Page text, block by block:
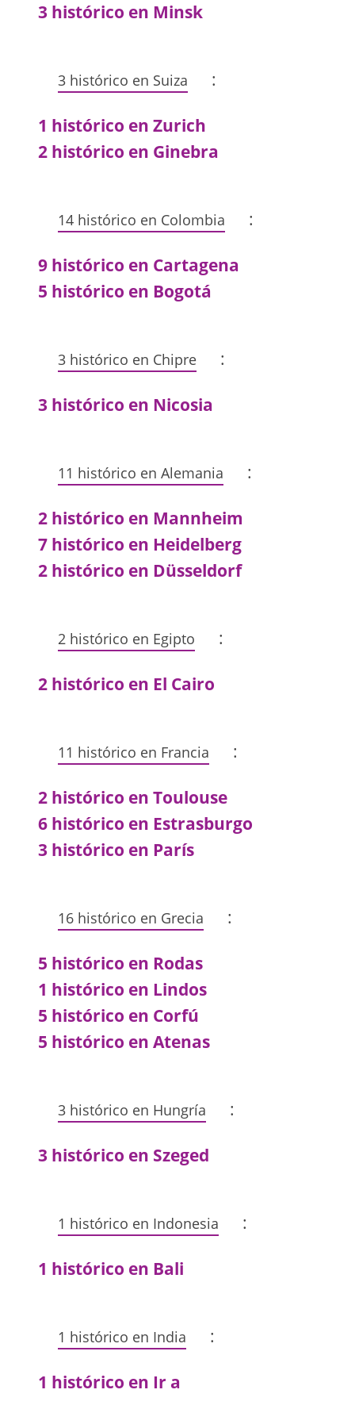
3 histórico en Minsk
3 histórico en Suiza :
1 histórico en Zurich
2 histórico en Ginebra
14 histórico en Colombia :
9 histórico en Cartagena
5 histórico en Bogotá
3 histórico en Chipre :
3 histórico en Nicosia
11 histórico en Alemania :
2 histórico en Mannheim
7 histórico en Heidelberg
2 histórico en Düsseldorf
2 histórico en Egipto :
2 histórico en El Cairo
11 histórico en Francia :
2 histórico en Toulouse
6 histórico en Estrasburgo
3 histórico en París
16 histórico en Grecia :
5 histórico en Rodas
1 histórico en Lindos
5 histórico en Corfú
5 histórico en Atenas
3 histórico en Hungría :
3 histórico en Szeged
1 histórico en Indonesia :
1 histórico en Bali
1 histórico en India :
1 histórico en Ir a